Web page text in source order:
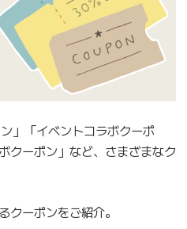
」「イベントコラボクーポ
クーポン」など、さまざまなク
クーポンをご紹介。